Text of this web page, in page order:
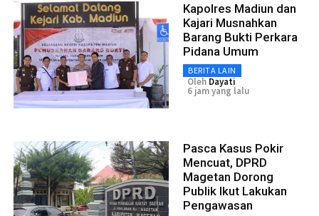
Kapolres Madiun dan
Kajari Musnahkan
Barang Bukti Perkara
Pidana Umum
BERITA LAIN
Oleh Dayati
6 jam yang lalu
Pasca Kasus Pokir
Mencuat, DPRD
Magetan Dorong
Publik Ikut Lakukan
Pengawasan